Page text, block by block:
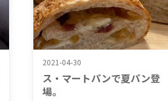
2021-04-30
ス・マートパンで夏パン登
場。